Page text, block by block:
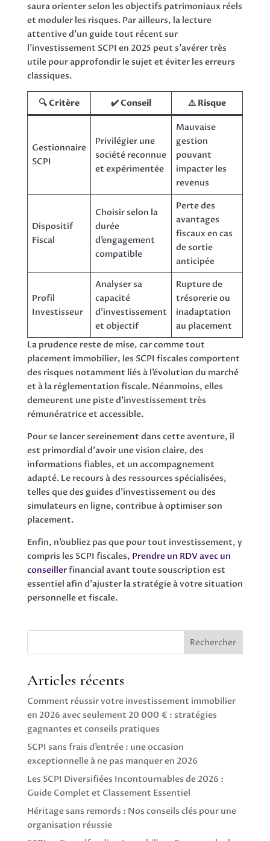
saura orienter selon les objectifs patrimoniaux réels
et moduler les risques. Par ailleurs, la lecture
attentive d’un guide tout récent sur
l’investissement SCPI en 2025 peut s’avérer très
utile pour approfondir le sujet et éviter les erreurs
classiques.
🔍 Critère ✔️ Conseil ⚠️ Risque
Gestionnaire
SCPI
Privilégier une
société reconnue
et expérimentée
Mauvaise
gestion
pouvant
impacter les
revenus
Dispositif
Fiscal
Choisir selon la
durée
d’engagement
compatible
Perte des
avantages
fiscaux en cas
de sortie
anticipée
Profil
Investisseur
Analyser sa
capacité
d’investissement
et objectif
Rupture de
trésorerie ou
inadaptation
au placement
La prudence reste de mise, car comme tout
placement immobilier, les SCPI fiscales comportent
des risques notamment liés à l’évolution du marché
et à la réglementation fiscale. Néanmoins, elles
demeurent une piste d’investissement très
rémunératrice et accessible.
Pour se lancer sereinement dans cette aventure, il
est primordial d’avoir une vision claire, des
informations fiables, et un accompagnement
adapté. Le recours à des ressources spécialisées,
telles que des guides d’investissement ou des
simulateurs en ligne, contribue à optimiser son
placement.
Enfin, n’oubliez pas que pour tout investissement, y
compris les SCPI fiscales, Prendre un RDV avec un
conseillerfinancial avant toute souscription est
essentiel afin d’ajuster la stratégie à votre situation
personnelle et fiscale.
Rechercher
Articles récents
Comment réussir votre investissement immobilier
en 2026 avec seulement 20 000 € : stratégies
gagnantes et conseils pratiques
SCPI sans frais d’entrée : une occasion
exceptionnelle à ne pas manquer en 2026
Les SCPI Diversifiées Incontournables de 2026 :
Guide Complet et Classement Essentiel
Héritage sans remords : Nos conseils clés pour une
organisation réussie